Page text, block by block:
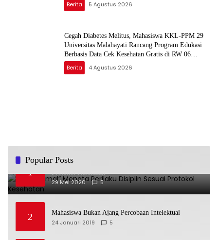
Berita 5 Agustus 2026
Cegah Diabetes Melitus, Mahasiswa KKL-PPM 29
Universitas Malahayati Rancang Program Edukasi
Berbasis Data Cek Kesehatan Gratis di RW 06
Kelurahan Banjarsari
Berita 4 Agustus 2026
Popular Posts
1
“New Normal” Menata Perilaku Disiplin Sesuai
Protokol Kesehatan
29 Mei 2020 5
2 Mahasiswa Bukan Ajang Percobaan Intelektual
24 Januari 2019 5